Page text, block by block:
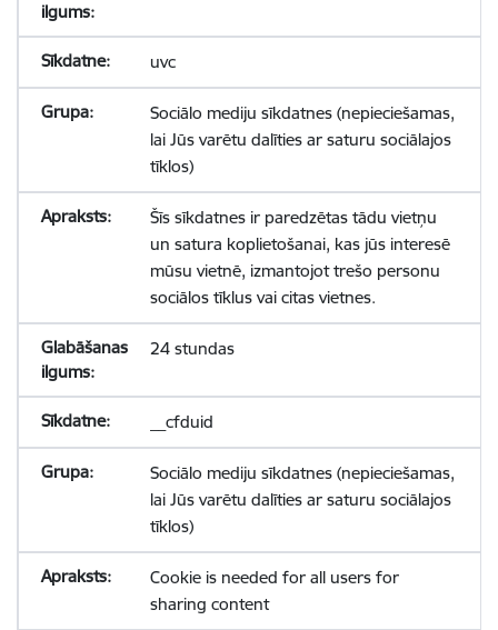
uvc
Sociālo mediju sīkdatnes (nepieciešamas,
lai Jūs varētu dalīties ar saturu sociālajos
tīklos)
Šīs sīkdatnes ir paredzētas tādu vietņu
un satura koplietošanai, kas jūs interesē
mūsu vietnē, izmantojot trešo personu
sociālos tīklus vai citas vietnes.
24 stundas
__cfduid
Sociālo mediju sīkdatnes (nepieciešamas,
lai Jūs varētu dalīties ar saturu sociālajos
tīklos)
Cookie is needed for all users for
sharing content